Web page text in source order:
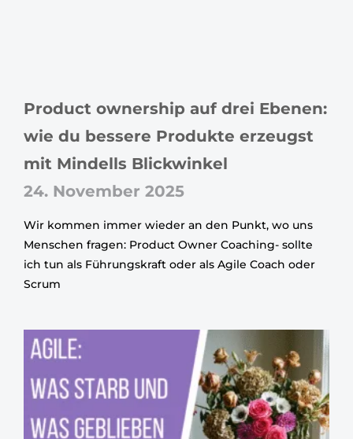
Product ownership auf drei Ebenen:
wie du bessere Produkte erzeugst
mit Mindells Blickwinkel
24. November 2025
Wir kommen immer wieder an den Punkt, wo uns
Menschen fragen: Product Owner Coaching- sollte
ich tun als Führungskraft oder als Agile Coach oder
Scrum